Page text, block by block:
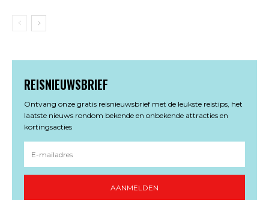
REISNIEUWSBRIEF
Ontvang onze gratis reisnieuwsbrief met de leukste reistips, het
laatste nieuws rondom bekende en onbekende attracties en
kortingsacties
AANMELDEN